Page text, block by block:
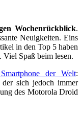
Wochenrückblick.
Neuigkeiten. Eins
in den Top 5 haben
Spaß beim lesen.
der Welt:
sich jedoch immer
des Motorola Droid